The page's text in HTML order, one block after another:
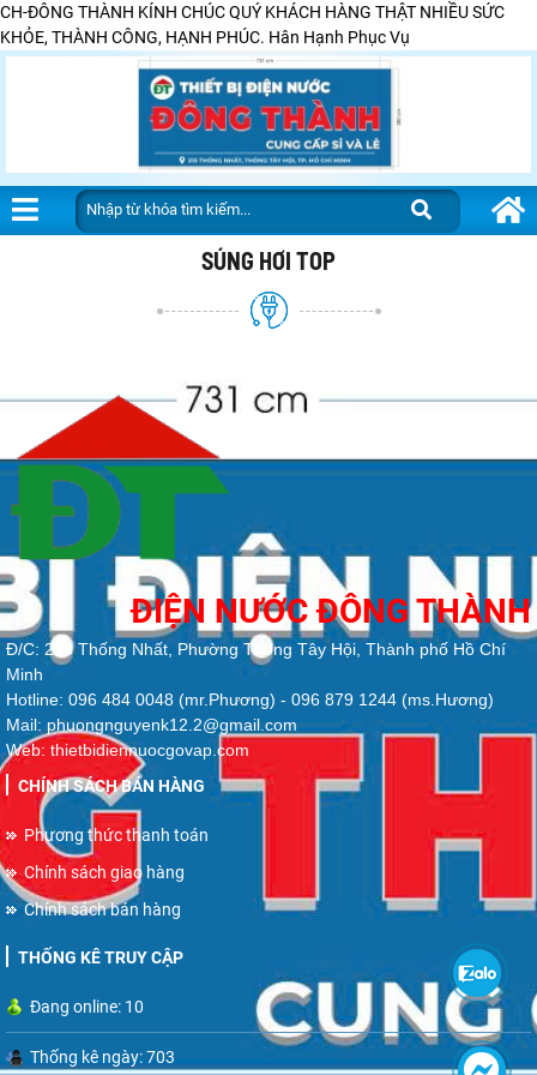
CH-ĐÔNG THÀNH KÍNH CHÚC QUÝ KHÁCH HÀNG THẬT NHIỀU SỨC
KHỎE, THÀNH CÔNG, HẠNH PHÚC. Hân Hạnh Phục Vụ
SÚNG HƠI TOP
ĐIỆN NƯỚC ĐÔNG THÀNH
Đ/C: 213 Thống Nhất, Phường Thông Tây Hội, Thành phố Hồ Chí
Minh
Hotline: 096 484 0048 (mr.Phương) - 096 879 1244 (ms.Hương)
Mail: phuongnguyenk12.2@gmail.com
Web: thietbidiennuocgovap.com
CHÍNH SÁCH BÁN HÀNG
Phương thức thanh toán
Chính sách giao hàng
Chính sách bán hàng
THỐNG KÊ TRUY CẬP
Đang online: 10
Thống kê ngày: 703